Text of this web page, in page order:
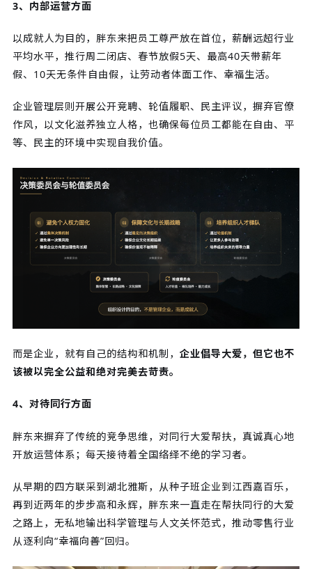
3、内部运营方面
以成就人为目的，胖东来把员工尊严放在首位，薪酬远超行业
平均水平，推行周二闭店、春节放假5天、最高40天带薪年
假、10天无条件自由假，让劳动者体面工作、幸福生活。
企业管理层则开展公开竞聘、轮值履职、民主评议，摒弃官僚
作风，以文化滋养独立人格，也确保每位员工都能在自由、平
等、民主的环境中实现自我价值。
而是企业，就有自己的结构和机制， 企业倡导大爱，但它也不
该被以完全公益和绝对完美去苛责。
4、对待同行方面
胖东来摒弃了传统的竞争思维，对同行大爱帮扶，真诚真心地
开放运营体系；每天接待着全国络绎不绝的学习者。
从早期的四方联采到湖北雅斯，从种子班企业到江西嘉百乐，
再到近两年的步步高和永辉，胖东来一直走在帮扶同行的大爱
之路上，无私地输出科学管理与人文关怀范式，推动零售行业
从逐利向“幸福向善”回归。